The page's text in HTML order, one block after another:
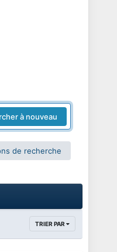
à nouveau
de recherche
TRIER PAR